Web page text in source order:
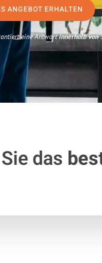
ANGEBOT ERHALTEN
eine Antwortinnerhalb von
das